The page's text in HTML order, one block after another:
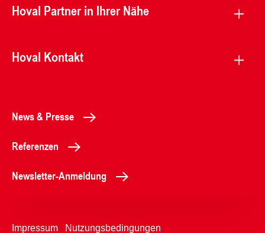
Hoval Partner in Ihrer Nähe
Hoval Kontakt
News & Presse
Referenzen
Newsletter-Anmeldung
Impressum Nutzungsbedingungen